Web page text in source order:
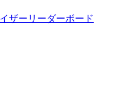
ザーリーダーボード